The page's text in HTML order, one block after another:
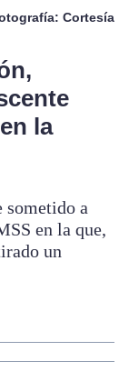
Cortesía
la
sometido a
en la que,
un